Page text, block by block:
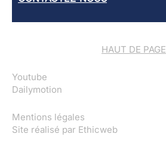
HAUT DE PAGE
Youtube
Dailymotion
Mentions légales
Site réalisé par Ethicweb